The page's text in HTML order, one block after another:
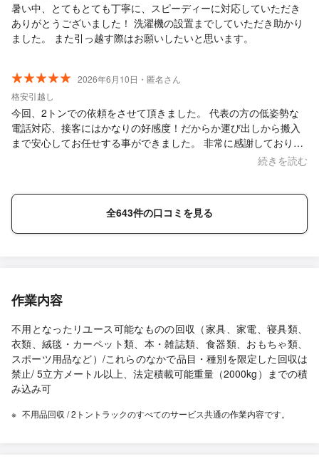
暑い中、とてもとても丁寧に、スピーディーに対応していただき
ありがとうございました！ 洗濯機の設置までしていただき助かり
ました。 また引っ越す際はお願いしたいと思います。
2026年6月10日・匿名さん
格安引越し
今回、2トンでの依頼をさせて頂きました。 代表の方の低姿勢な
電話対応、接客にはかなりの好感度！だからか運び出しから搬入
まで安心してお任せする事ができました。 非常に感謝しておりま
す。 お願いする機会がありましたら間違いなく、依頼させて頂き
続きを読む
全643件の口コミを見る
作業内容
不用となったリユース可能なものの回収（家具、家電、寝具類、
衣類、絨毯・カーペット類、本・雑誌類、食器類、おもちゃ類、
スポーツ用品など）/これらのなかで品目・種別を限定した回収は
禁止/ 5立方メートル以上、法定積載可能重量（2000kg）までの積
み込み可
不用品回収 / 2トントラックのすべてのサービス共通の作業内容です。